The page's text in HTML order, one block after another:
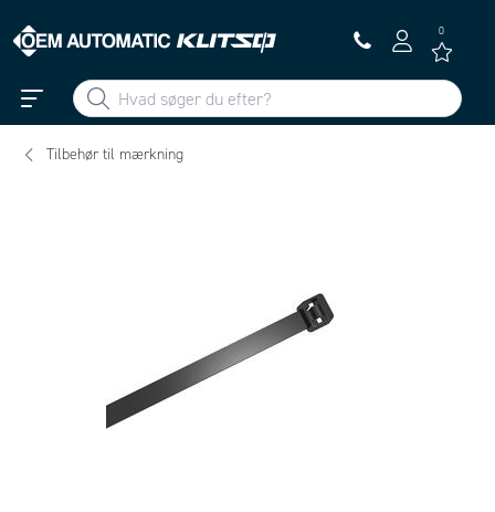
0
Tilbehør til mærkning